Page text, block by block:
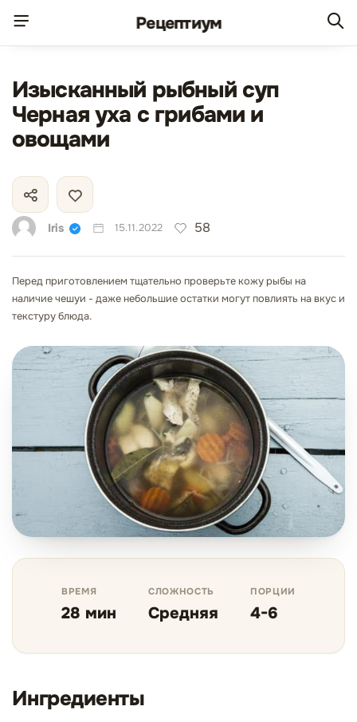
Рецептиум
Изысканный рыбный суп
Черная уха с грибами и
овощами
Iris 15.11.2022 58
Перед приготовлением тщательно проверьте кожу рыбы на
наличие чешуи - даже небольшие остатки могут повлиять на вкус и
текстуру блюда.
ВРЕМЯ
28 мин
СЛОЖНОСТЬ
Средняя
ПОРЦИИ
4-6
Ингредиенты